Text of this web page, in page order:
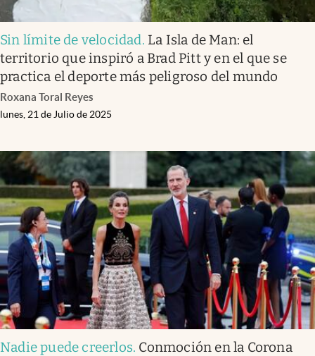
Sin límite de velocidad. La Isla de Man: el
territorio que inspiró a Brad Pitt y en el que se
practica el deporte más peligroso del mundo
Roxana Toral Reyes
lunes, 21 de Julio de 2025
Nadie puede creerlos. Conmoción en la Corona